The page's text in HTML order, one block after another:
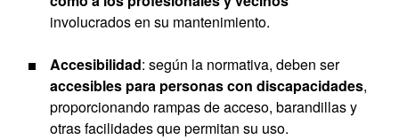
involucrados en su mantenimiento.
Accesibilidad: según la normativa, deben ser
accesibles para personas con discapacidades,
proporcionando rampas de acceso, barandillas y
otras facilidades que permitan su uso.